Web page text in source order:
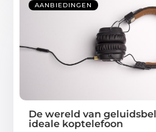
AANBIEDINGEN
De wereld van
ideale koptelefoon